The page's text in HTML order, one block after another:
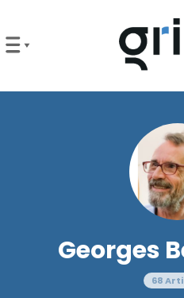
Georges
68